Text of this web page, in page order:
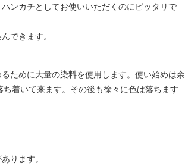
ンカチとしてお使いいただくのにピッタリで
できます。
ために大量の染料を使用します。使い始めは余
着いて来ます。その後も徐々に色は落ちます
ります。